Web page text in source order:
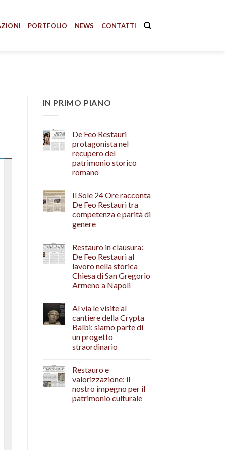
PORTFOLIO NEWS CONTATTI
IN PRIMO PIANO
De Feo Restauri
protagonista nel
recupero del
patrimonio storico
romano
Il Sole 24 Ore racconta
De Feo Restauri tra
competenza e parità di
genere
Restauro in clausura:
De Feo Restauri al
lavoro nella storica
Chiesa di San Gregorio
Armeno a Napoli
Al via le visite al
cantiere della Crypta
Balbi: siamo parte di
un progetto
straordinario
Restauro e
valorizzazione: il
nostro impegno per il
patrimonio culturale